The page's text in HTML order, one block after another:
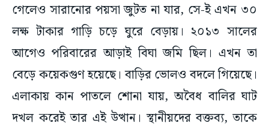
গেলেও সারানোর পয়সা জুটত না যার, সে-ই এখন ৩০
লক্ষ টাকার গাড়ি চড়ে ঘুরে বেড়ায়। ২০১৩ সালের
আগেও পরিবারের আড়াই বিঘা জমি ছিল। এখন তা
বেড়ে কয়েকগুণ হয়েছে। বাড়ির ভোলও বদলে গিয়েছে।
এলাকায় কান পাতলে শোনা যায়, অবৈধ বালির ঘাট
দখল করেই তার এই উত্থান। স্থানীয়দের বক্তব্য, তাকে